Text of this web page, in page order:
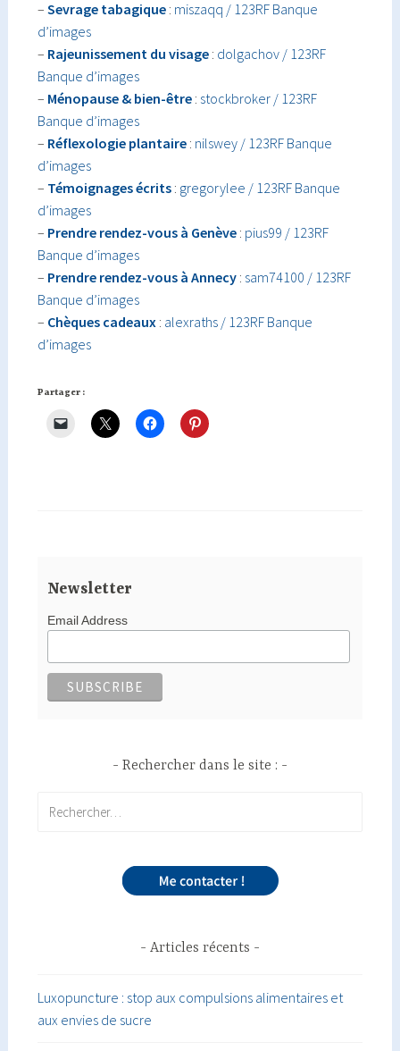
– Sevrage tabagique: miszaqq / 123RF Banque
d’images
– Rajeunissement du visage: dolgachov / 123RF
Banque d’images
– Ménopause & bien-être: stockbroker / 123RF
Banque d’images
– Réflexologie plantaire: nilswey / 123RF Banque
d’images
– Témoignages écrits: gregorylee / 123RF Banque
d’images
– Prendre rendez-vous à Genève: pius99 / 123RF
Banque d’images
– Prendre rendez-vous à Annecy: sam74100 / 123RF
Banque d’images
– Chèques cadeaux: alexraths / 123RF Banque
d’images
Partager :
Newsletter
Email Address
Rechercher dans le site :
Articles récents
Luxopuncture : stop aux compulsions alimentaires et
aux envies de sucre